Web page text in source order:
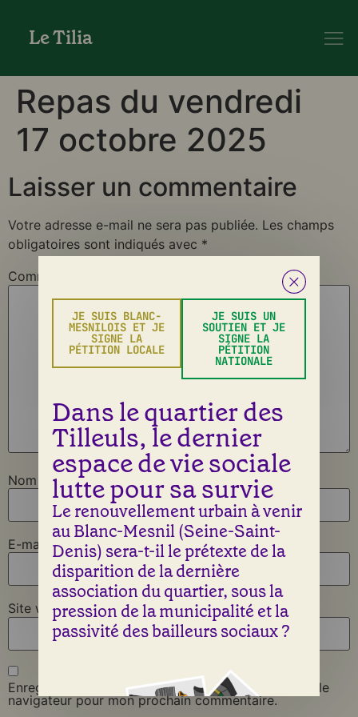
Le Tilia
Repas du vendredi
17 octobre 2025
Laisser un commentaire
Votre adresse e-mail ne sera pas publiée. Les champs
obligatoires sont indiqués avec *
Commentaire
Nom
E-mail *
Site web
Enregistrer mon nom, mon e-mail et mon site dans le
navigateur pour mon prochain commentaire.
JE SUIS BLANC-
MESNILOIS ET JE
SIGNE LA
PÉTITION LOCALE
JE SUIS UN
SOUTIEN ET JE
SIGNE LA
PÉTITION
NATIONALE
Dans le quartier des
Tilleuls, le dernier
espace de vie sociale
lutte pour sa survie
Le renouvellement urbain à venir
au Blanc-Mesnil (Seine-Saint-
Denis) sera-t-il le prétexte de la
disparition de la dernière
association du quartier, sous la
pression de la municipalité et la
passivité des bailleurs sociaux ?